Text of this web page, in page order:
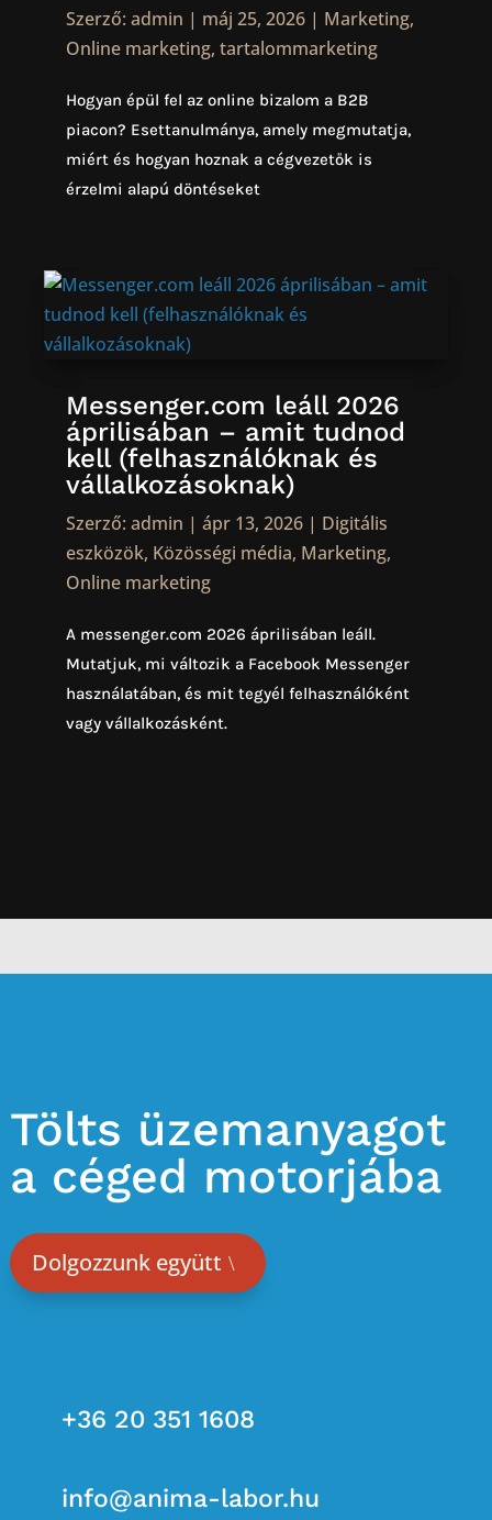
Szerző:admin | máj 25, 2026 | Marketing,
Online marketing,tartalommarketing
Hogyan épül fel az online bizalom a B2B
piacon? Esettanulmánya, amely megmutatja,
miért és hogyan hoznak a cégvezetők is
érzelmi alapú döntéseket
Messenger.com leáll 2026
áprilisában – amit tudnod
kell (felhasználóknak és
vállalkozásoknak)
Szerző:admin |ápr 13, 2026 | Digitális
eszközök, Közösségi média, Marketing,
Online marketing
A messenger.com 2026 áprilisában leáll.
Mutatjuk, mi változik a Facebook Messenger
használatában, és mit tegyél felhasználóként
vagy vállalkozásként.
Tölts üzemanyagot
a céged motorjába
Dolgozzunk együtt
+36 20 351 1608
info@anima-labor.hu